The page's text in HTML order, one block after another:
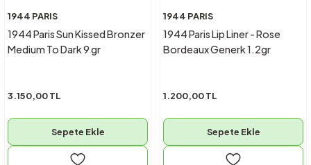
1944 PARIS
1944 Paris Sun Kissed Bronzer
Medium To Dark 9 gr
3.150,00 TL
Sepete Ekle
1944 PARIS
1944 Paris Lip Liner - Rose
Bordeaux Generk 1.2gr
1.200,00 TL
Sepete Ekle